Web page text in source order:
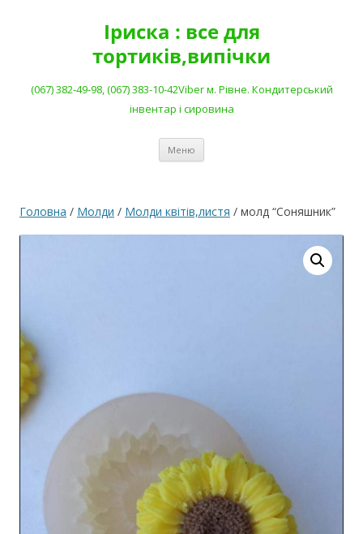
Іриска : все для
тортиків,випічки
(067) 382-49-98, (067) 383-10-42Viber м. Рівне. Кондитерський
інвентар і сировина
Меню
Головна / Молди / Молди квітів,листя / молд “Соняшник”